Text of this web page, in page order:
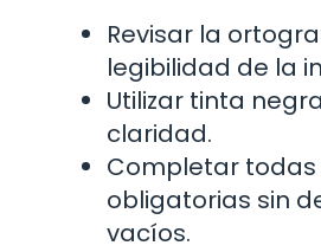
Revisar la
legibilidad de la
Utilizar tinta
claridad.
Completar todas
obligatorias sin
vacíos.